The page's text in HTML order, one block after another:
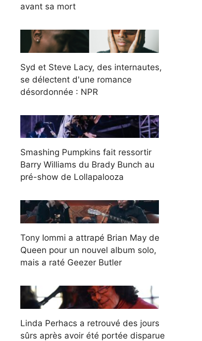
avant sa mort
Syd et Steve Lacy, des internautes,
se délectent d'une romance
désordonnée : NPR
Smashing Pumpkins fait ressortir
Barry Williams du Brady Bunch au
pré-show de Lollapalooza
Tony Iommi a attrapé Brian May de
Queen pour un nouvel album solo,
mais a raté Geezer Butler
Linda Perhacs a retrouvé des jours
sûrs après avoir été portée disparue